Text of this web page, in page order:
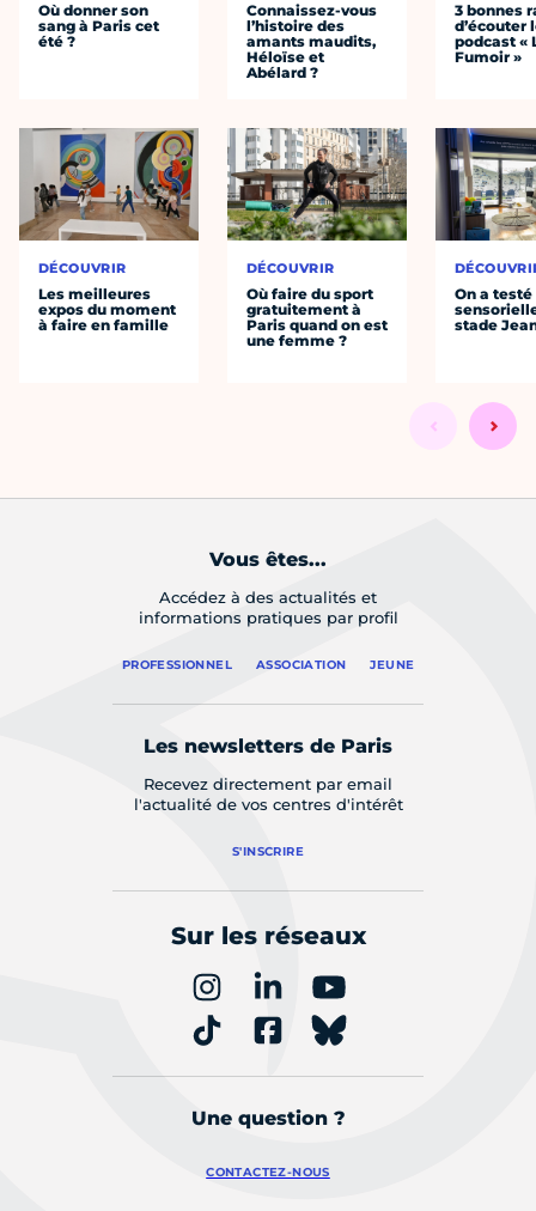
Où donner son
sang à Paris cet
été ?
DÉCOUVRIR
Les meilleures
expos du moment
à faire en famille
Connaissez-vous
l’histoire des
amants maudits,
Héloïse et
Abélard ?
DÉCOUVRIR
Où faire du sport
gratuitement à
Paris quand on est
une femme ?
3 bonnes
d’écouter
podcast «
Fumoir »
On a
stade
Vous êtes...
Accédez à des actualités et
informations pratiques par profil
PROFESSIONNEL ASSOCIATION JEUNE
Les newsletters de Paris
Recevez directement par email
l'actualité de vos centres d'intérêt
S'INSCRIRE
Sur les réseaux
Une question ?
CONTACTEZ-NOUS